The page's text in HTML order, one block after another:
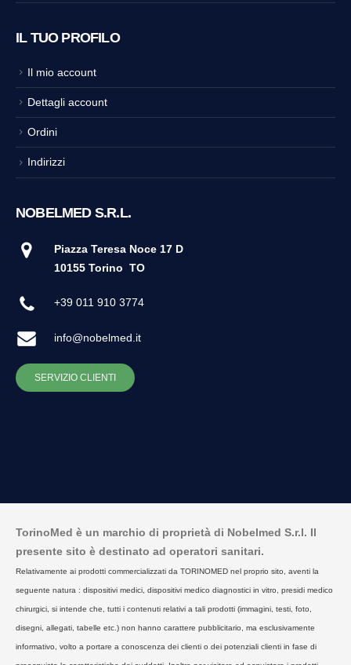
IL TUO PROFILO
Il mio account
Dettagli account
Ordini
Indirizzi
NOBELMED S.R.L.
Piazza Teresa Noce 17 D
10155 Torino TO
+39 011 910 3774
info@nobelmed.it
SERVIZIO CLIENTI
TorinoMed è un marchio di proprietà di Nobelmed S.r.l. Il
presente sito è destinato ad operatori sanitari.
Relativamente ai prodotti commercializzati da TORINOMED nel proprio sito, aventi la
seguente natura : dispositivi medici, dispositivi medico diagnostici in vitro, presidi medico
chirurgici, si intende che, tutti i contenuti relativi a tali prodotti (immagini, testi, foto,
disegni, allegati, tabelle etc.) non hanno carattere pubblicitario, ma esclusivamente
informativo, volto a portare a conoscenza dei clienti o dei potenziali clienti in fase di